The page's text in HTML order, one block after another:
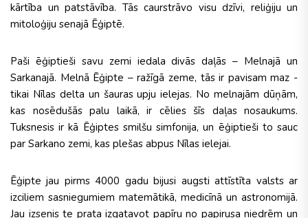
kārtība un patstāvība. Tās caurstrāvo visu dzīvi, reliģiju un
mitoloģiju senajā Ēģiptē.
Paši ēģiptieši savu zemi iedala divās daļās – Melnajā un
Sarkanajā. Melnā Ēģipte – ražīgā zeme, tās ir pavisam maz -
tikai Nīlas delta un šauras upju ielejas. No melnajām dūņām,
kas nosēdušās palu laikā, ir cēlies šīs daļas nosaukums.
Tuksnesis ir kā Ēģiptes smilšu simfonija, un ēģiptieši to sauc
par Sarkano zemi, kas plešas abpus Nīlas ielejai.
Ēģipte jau pirms 4000 gadu bijusi augsti attīstīta valsts ar
izciliem sasniegumiem matemātikā, medicīnā un astronomijā.
Jau izsenis te prata izgatavot papīru no papirusa niedrēm un